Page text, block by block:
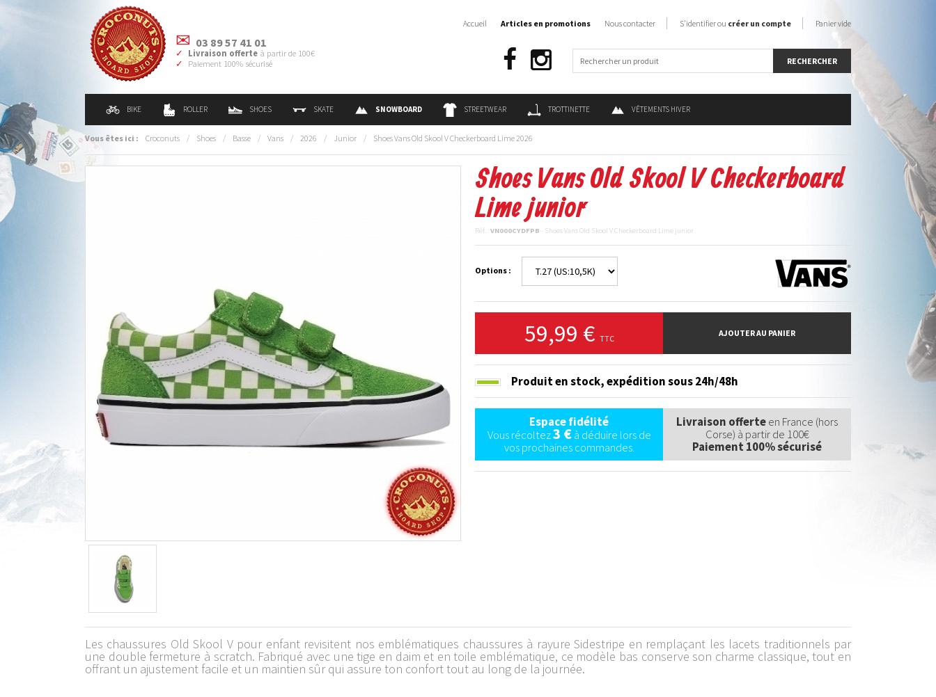
03 89 57 41 01
Livraison offerte à partir de 100€
Paiement 100% sécurisé
BIKE ROLLER SHOES SKATE SNOWBOARD STREETWEAR TROTTINETTE VÊTEMENTS HIVER
Accueil Articles en promotions Nous contacter S'identifier ou créer un compte Panier vide
Vous êtes ici : Croconuts / Shoes / Basse / Vans / 2026 / Junior / Shoes Vans Old Skool V Checkerboard Lime 2026
Shoes Vans Old Skool V Checkerboard
Lime junior
Réf. :VN000CYDFPB - Shoes Vans Old Skool V Checkerboard Lime junior
Options :
59,99 € TTC
AJOUTER AU PANIER
Produit en stock,expédition sous 24h/48h
Espace fidélité
Vous récoltez3 €à déduire lors de
vos prochaines commandes.
Livraison offerteen France (hors
Corse) à partir de 100€
Paiement 100% sécurisé
Les chaussures Old Skool V pour enfant revisitent nos emblématiques chaussures à rayure Sidestripe en remplaçant les lacets traditionnels par
une double fermeture à scratch. Fabriqué avec une tige en daim et en toile emblématique, ce modèle bas conserve son charme classique, tout en
offrant un ajustement facile et un maintien sûr qui assure ton confort tout au long de la journée.